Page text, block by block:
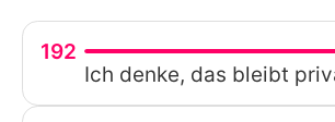
192
Ich denke, das bleibt